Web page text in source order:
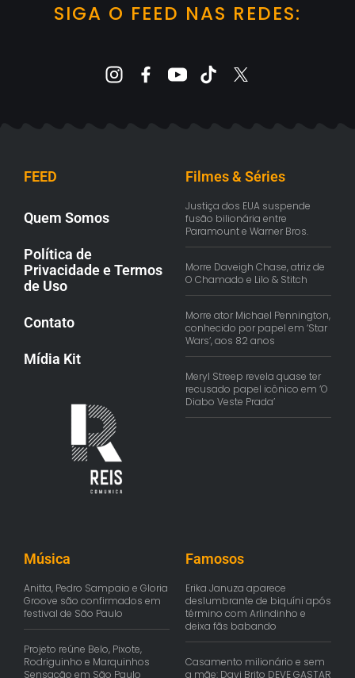
SIGA O FEED NAS REDES:
FEED
Quem Somos
Política de
Privacidade e Termos
de Uso
Contato
Mídia Kit
Filmes & Séries
Justiça dos EUA suspende
fusão bilionária entre
Paramount e Warner Bros.
Morre Daveigh Chase, atriz de
O Chamado e Lilo & Stitch
Morre ator Michael Pennington,
conhecido por papel em ‘Star
Wars’, aos 82 anos
Meryl Streep revela quase ter
recusado papel icônico em ‘O
Diabo Veste Prada’
Música
Anitta, Pedro Sampaio e Gloria
Groove são confirmados em
festival de São Paulo
Projeto reúne Belo, Pixote,
Rodriguinho e Marquinhos
Sensação em São Paulo
Famosos
Erika Januza aparece
deslumbrante de biquíni após
término com Arlindinho e
deixa fãs babando
Casamento milionário e sem
a mãe: Davi Brito DEVE GASTAR